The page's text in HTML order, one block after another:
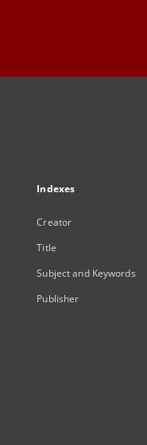
Indexes
Creator
Title
Subject and Keywords
Publisher